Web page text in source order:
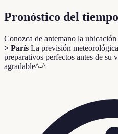
Pronóstico del
Conozca de antemano la
> París La previsión
preparativos perfectos antes de su
agradable^-^